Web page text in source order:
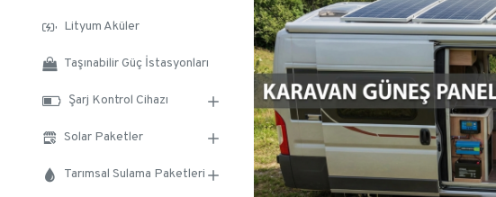
Lityum Aküler
Taşınabilir Güç İstasyonları
Şarj Kontrol Cihazı
Solar Paketler
Tarımsal Sulama Paketleri